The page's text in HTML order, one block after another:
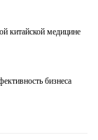
китайской медицине
бизнеса